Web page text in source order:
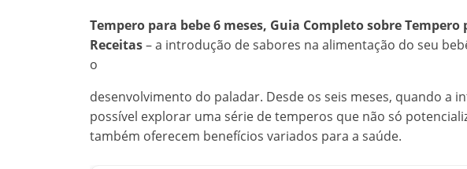
Tempero para bebe 6 meses, Guia Completo sobre Tempero
Receitas– a introdução de sabores na alimentação do seu
o
desenvolvimento do paladar. Desde os seis meses, quando a
possível explorar uma série de temperos que não só
também oferecem benefícios variados para a saúde.